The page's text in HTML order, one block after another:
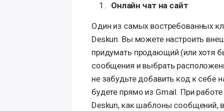
Онлайн чат на сайт
Один из самых востребованных
Deskun. Вы можете настроить
придумать продающий (или хотя
сообщения и выбрать
не забудьте добавить код к себе
будете прямо из Gmail. При
Deskun, как шаблоны сообщений,